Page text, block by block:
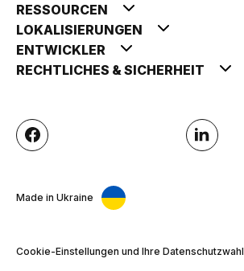
RESSOURCEN
LOKALISIERUNGEN
ENTWICKLER
RECHTLICHES & SICHERHEIT
Made in Ukraine
Cookie-Einstellungen und Ihre Datenschutzwahl